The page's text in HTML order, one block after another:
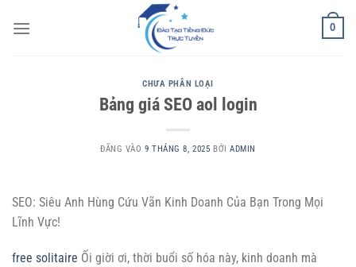
qua
0
CHƯA PHÂN LOẠI
Bảng giá SEO aol login
ĐĂNG VÀO 9 THÁNG 8, 2025 BỞIADMIN
SEO: Siêu Anh Hùng Cứu Vãn Kinh Doanh Của Bạn Trong Mọi
Lĩnh Vực!
free solitaire Ối giời ơi, thời buổi số hóa này, kinh doanh mà